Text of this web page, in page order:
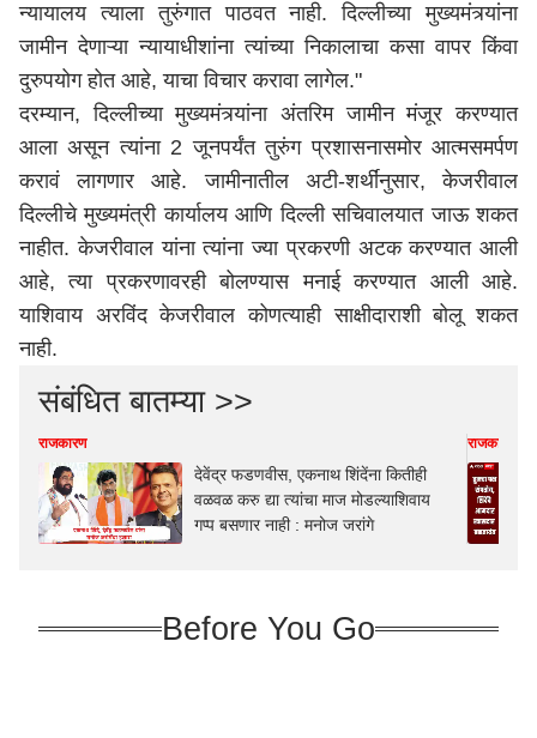
न्यायालय त्याला तुरुंगात पाठवत नाही. दिल्लीच्या मुख्यमंत्र्यांना
जामीन देणाऱ्या न्यायाधीशांना त्यांच्या निकालाचा कसा वापर किंवा
दुरुपयोग होत आहे, याचा विचार करावा लागेल."
दरम्यान, दिल्लीच्या मुख्यमंत्र्यांना अंतरिम जामीन मंजूर करण्यात
आला असून त्यांना 2 जूनपर्यंत तुरुंग प्रशासनासमोर आत्मसमर्पण
करावं लागणार आहे. जामीनातील अटी-शर्थींनुसार, केजरीवाल
दिल्लीचे मुख्यमंत्री कार्यालय आणि दिल्ली सचिवालयात जाऊ शकत
नाहीत. केजरीवाल यांना त्यांना ज्या प्रकरणी अटक करण्यात आली
आहे, त्या प्रकरणावरही बोलण्यास मनाई करण्यात आली आहे.
याशिवाय अरविंद केजरीवाल कोणत्याही साक्षीदाराशी बोलू शकत
नाही.
संबंधित बातम्या >>
राजकारण
देवेंद्र फडणवीस, एकनाथ शिंदेंना कितीही
वळवळ करु द्या त्यांचा माज मोडल्याशिवाय
गप्प बसणार नाही : मनोज जरांगे
राजकारण
Before You Go